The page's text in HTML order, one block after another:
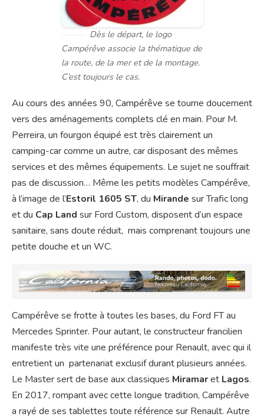
Dès le départ, le logo
Campérêve associe la thématique de
la route, de la mer et de la montage.
C’est toujours le cas.
Au cours des années 90, Campérêve se tourne doucement
vers des aménagements complets clé en main. Pour M.
Perreira, un fourgon équipé est très clairement un
camping-car comme un autre, car disposant des mêmes
services et des mêmes équipements. Le sujet ne souffrait
pas de discussion… Même les petits modèles Campérêve,
à l’image de l’Estoril 1605 ST, du Mirande sur Trafic long
et du Cap Land sur Ford Custom, disposent d’un espace
sanitaire, sans doute réduit, mais comprenant toujours une
petite douche et un WC.
Campérêve se frotte à toutes les bases, du Ford FT au
Mercedes Sprinter. Pour autant, le constructeur francilien
manifeste très vite une préférence pour Renault, avec qui il
entretient un partenariat exclusif durant plusieurs années.
Le Master sert de base aux classiques Miramaret Lagos.
En 2017, rompant avec cette longue tradition, Campérêve
a rayé de ses tablettes toute référence sur Renault. Autre